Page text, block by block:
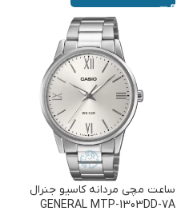
ساعت مچی مردانه کاسیو جنرال
GENERAL MTP-1303DD-7A